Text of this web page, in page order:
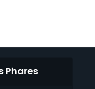
Phares